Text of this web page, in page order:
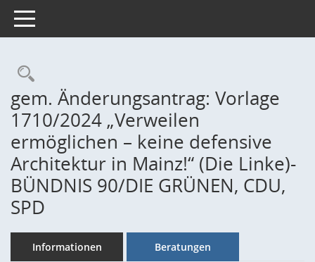
Toggle navigation
Rechercheauswahl
gem. Änderungsantrag: Vorlage
1710/2024 „Verweilen
ermöglichen – keine defensive
Architektur in Mainz!“ (Die Linke)-
BÜNDNIS 90/DIE GRÜNEN, CDU,
SPD
Informationen Beratungen